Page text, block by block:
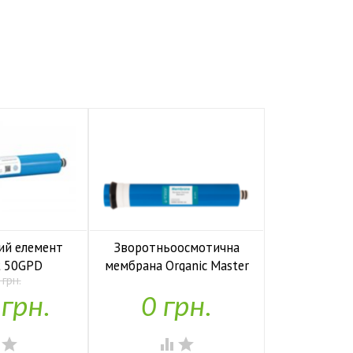
елемент

Зворотньоосмотична
мембрана Organic Master
У наявності
0 грн.
 